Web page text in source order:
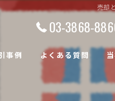
売却
03-3868-
事例 よくある質問